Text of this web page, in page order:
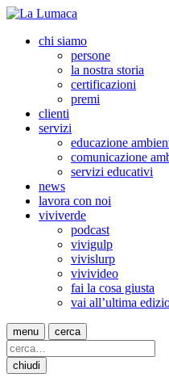
chi siamo
persone
la nostra storia
certificazioni
premi
clienti
servizi
educazione
comunicazione
servizi educativi
news
lavora con noi
viviverde
podcast
vivigulp
vivislurp
vivivideo
fai la cosa giusta
vai all’ultima
menu cerca
chiudi